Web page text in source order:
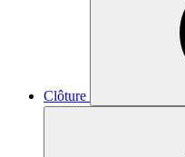
Clôture